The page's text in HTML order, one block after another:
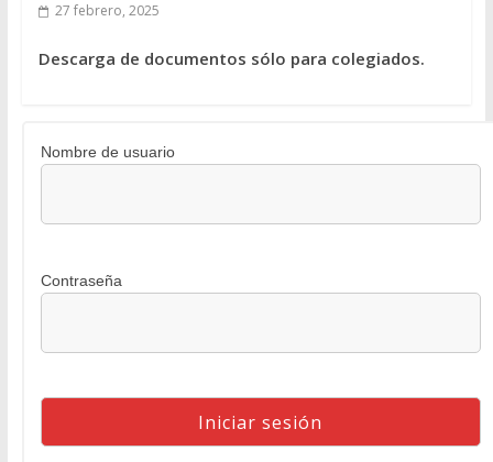
27 febrero, 2025
Descarga de documentos sólo para colegiados.
Nombre de usuario
Contraseña